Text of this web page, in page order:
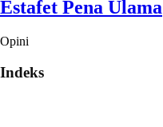
Estafet Pena Ulama
Opini
Indeks